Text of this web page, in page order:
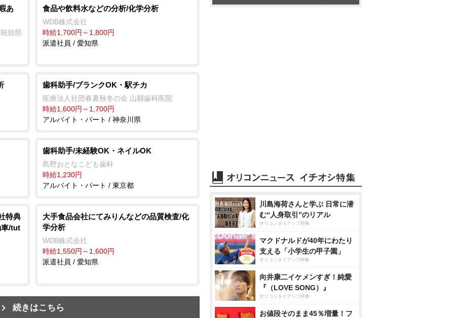
あ
括部
食品や飲料水などの分析/化学分析
WDB株式会社
時給1,700円～1,800円
派遣社員 / 愛知県
歯科助手/ブランクOK・駅チカ
医療法人社団春夏秋冬の会 山縣歯科医院
時給1,600円～1,700円
アルバイト・パート / 神奈川県
歯科助手/未経験OK・ネイルOK
島野おとなこども歯科
時給1,230円
アルバイト・パート / 東京都
特典
車/tut
大手食品会社にてみりんなどの品質検査/化
学分析
WDB株式会社
時給1,550円～1,600円
派遣社員 / 愛知県
続きはこちら
川島海荷さんと学ぶ 日常に潜
む“人身取引”のリアル
オリコンタイアップ特集
マクドナルドが40年にわたり
支える「小学生の甲子園」
オリコンタイアップ特集
向井康二イケメンすぎ！純愛
『（LOVE SONG）』
オリコンタイアップ特集
お値段そのまま45％増量！フ